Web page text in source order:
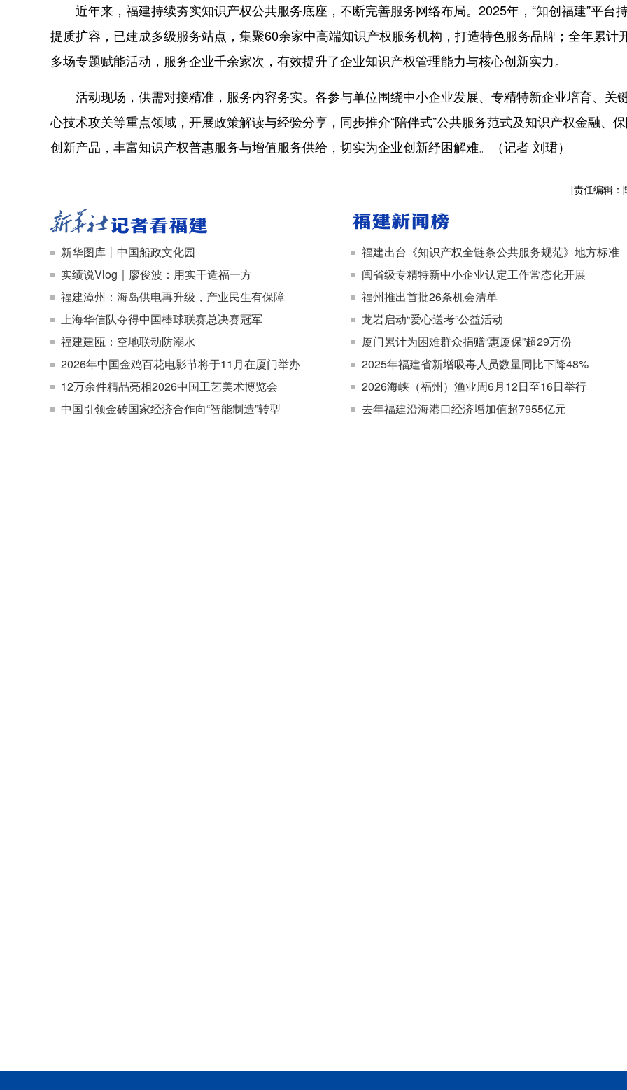
近年来，福建持续夯实知识产权公共服务底座，不断完善服务网络布局。2025年，“知创福建”平台
提质扩容，已建成多级服务站点，集聚60余家中高端知识产权服务机构，打造特色服务品牌；全年累计
多场专题赋能活动，服务企业千余家次，有效提升了企业知识产权管理能力与核心创新实力。
活动现场，供需对接精准，服务内容务实。各参与单位围绕中小企业发展、专精特新企业培育、关
心技术攻关等重点领域，开展政策解读与经验分享，同步推介“陪伴式”公共服务范式及知识产权金融、
创新产品，丰富知识产权普惠服务与增值服务供给，切实为企业创新纾困解难。（记者 刘珺）
[责任编辑：
新华图库丨中国船政文化园
实绩说Vlog｜廖俊波：用实干造福一方
福建漳州：海岛供电再升级，产业民生有保障
上海华信队夺得中国棒球联赛总决赛冠军
福建建瓯：空地联动防溺水
2026年中国金鸡百花电影节将于11月在厦门举办
12万余件精品亮相2026中国工艺美术博览会
中国引领金砖国家经济合作向“智能制造”转型
福建出台《知识产权全链条公共服务规范》地方标准
闽省级专精特新中小企业认定工作常态化开展
福州推出首批26条机会清单
龙岩启动“爱心送考”公益活动
厦门累计为困难群众捐赠“惠厦保”超29万份
2025年福建省新增吸毒人员数量同比下降48%
2026海峡（福州）渔业周6月12日至16日举行
去年福建沿海港口经济增加值超7955亿元